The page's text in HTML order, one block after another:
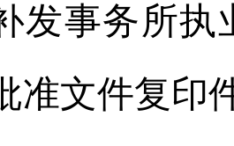
发事务所执
准文件复印